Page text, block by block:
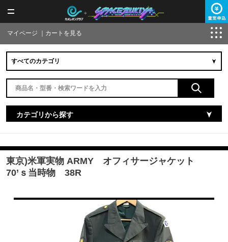
マイページ カートを見る
カテゴリから探す
東京)米軍実物 ARMY オフィサージャケット
70’ｓ当時物 38R